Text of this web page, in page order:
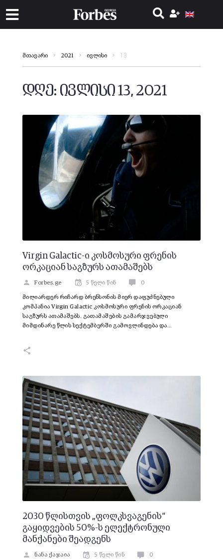
მთავარი 2021 ივლისი 13
დღე: ივლისი 13, 2021
Virgin Galactic-ი კოსმოსური ფრენის
ორკაციან საგზურს ათამაშებს
Forbes.ge 5 წელი წინ 0
მილიარდერ რიჩარდ ბრენსონის მიერ დაფუძნებული
კომპანია Virgin Galactic კოსმოსური ფრენის ორკაციან
საგზურს ათამაშებს. გათამაშების გამარჯვებული
მიმდინარე წლის სექტემბერში გამოვლინდება და…
2030 წლისთვის „ფოლკსვაგენის“
გაყიდვების 50%-ს ელექტრონული
მანქანები შეადგენს
ნანა ქაჯაია 5 წელი წინ 0